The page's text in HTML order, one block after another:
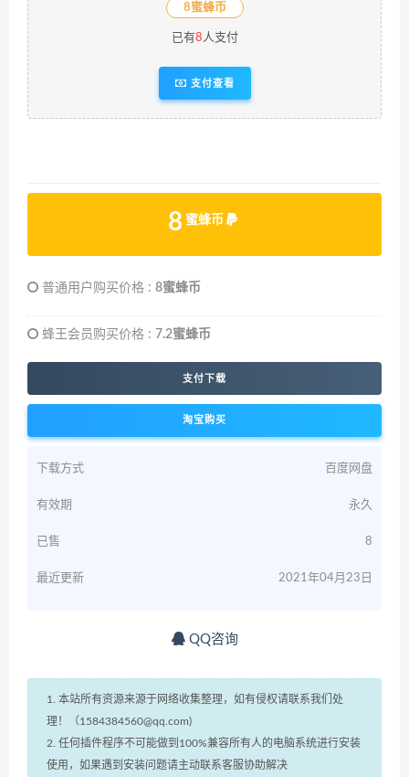
8蜜蜂币
已有8 人支付
支付查看
8 蜜蜂币
普通用户购买价格 : 8蜜蜂币
蜂王会员购买价格 : 7.2蜜蜂币
支付下载
淘宝购买
下载方式 百度网盘
有效期 永久
已售 8
最近更新 2021年04月23日
QQ咨询
1. 本站所有资源来源于网络收集整理，如有侵权请联系我们处
理！（1584384560@qq.com)
2. 任何插件程序不可能做到100%兼容所有人的电脑系统进行安装
使用，如果遇到安装问题请主动联系客服协助解决